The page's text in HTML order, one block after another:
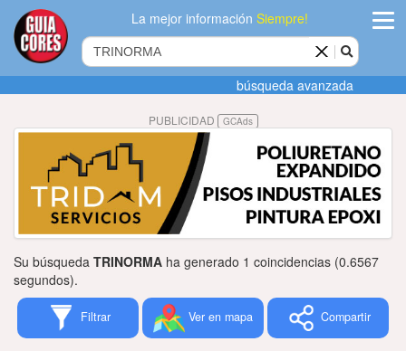
La mejor informaciónSiempre!
Agregar
empresa
Actualizar
datos
Publicidad
Tiendacores
búsqueda avanzada
PUBLICIDAD GCAds
Su búsqueda TRINORMA ha generado 1 coincidencias (0.6567
segundos).
Filtrar Ver en mapa Compartir